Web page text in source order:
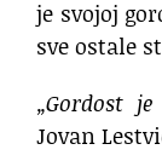
je svojoj
sve ostale
„Gordost
Jovan